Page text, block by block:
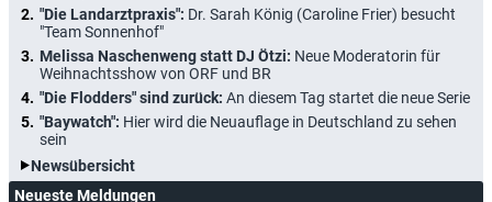
"Die Landarztpraxis": Dr. Sarah König (Caroline Frier) besucht
"Team Sonnenhof"
Melissa Naschenweng statt DJ Ötzi: Neue Moderatorin für
Weihnachtsshow von ORF und BR
"Die Flodders" sind zurück: An diesem Tag startet die neue Serie
"Baywatch": Hier wird die Neuauflage in Deutschland zu sehen
sein
Newsübersicht
Neueste Meldungen